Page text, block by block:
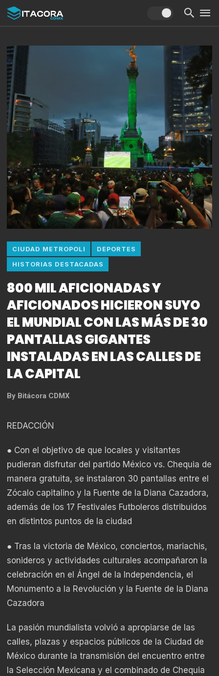
CIUDAD METROPOLI DEPORTES
HISTORIAS DESTACADAS
800 MIL AFICIONADAS Y
AFICIONADOS HICIERON SUYO
EL MUNDIAL CON LAS MÁS DE 30
PANTALLAS GIGANTES
INSTALADAS EN LAS CALLES DE
LA CAPITAL
By Bitácora CDMX
REDACCIÓN
● Con el objetivo de que locales y visitantes
pudieran disfrutar del partido México vs. Chequia de
manera gratuita, se instalaron 30 pantallas entre el
Zócalo capitalino y la Fuente de la Diana Cazadora,
además de los 17 Festivales Futboleros distribuidos
en distintos puntos de la ciudad
● Tras la victoria de México, conciertos, mariachis,
sonideros y actividades culturales acompañaron la
celebración en el Ángel de la Independencia, el
Monumento a la Revolución y la Fuente de la Diana
Cazadora
La pasión mundialista volvió a apropiarse de las
calles, plazas y espacios públicos de la Ciudad de
México durante la transmisión del encuentro entre
la Selección Mexicana y el combinado de Chequia